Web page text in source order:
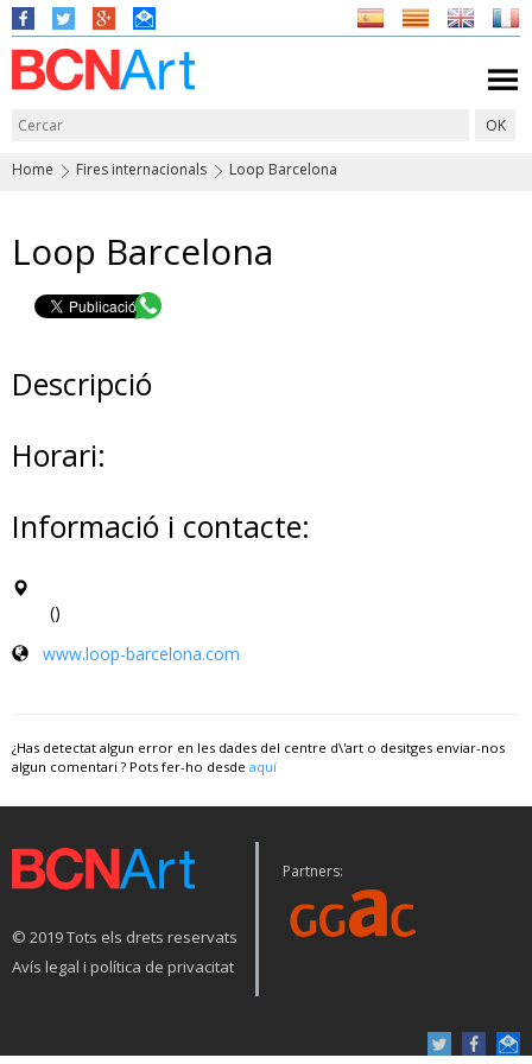
Home Fires internacionals Loop Barcelona
Loop Barcelona
Descripció
Horari:
Informació i contacte:
()
www.loop-barcelona.com
¿Has detectat algun error en les dades del centre d\'art o desitges enviar-nos
algun comentari ? Pots fer-ho desde aquí
© 2019 Tots els drets reservats
Avís legal i política de privacitat
Partners: